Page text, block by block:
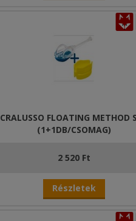
CRALUSSO FLOATING METHOD
(1+1DB/CSOMAG)
2 520 Ft
Részletek